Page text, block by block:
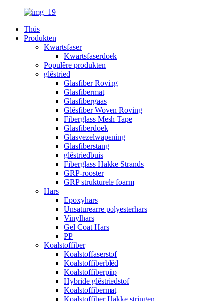
Thús
Produkten
Kwartsfaser
Kwartsfaserdoek
Populêre produkten
glêstried
Glasfiber Roving
Glasfibermat
Glasfibergaas
Glêsfiber Woven Roving
Fiberglass Mesh Tape
Glasfiberdoek
Glasvezelwapening
Glasfiberstang
glêstriedbuis
Fiberglass Hakke Strands
GRP-rooster
GRP strukturele foarm
Hars
Epoxyhars
Unsaturearre polyesterhars
Vinylhars
Gel Coat Hars
PP
Koalstoffiber
Koalstoffaserstof
Koalstoffiberblêd
Koalstoffiberpiip
Hybride glêstriedstof
Koalstoffibermat
Koalstoffiber Hakke stringen